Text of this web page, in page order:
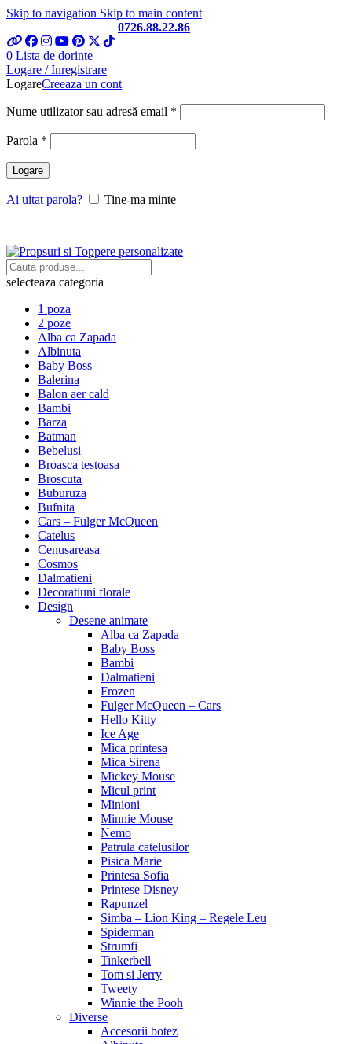
Skip to navigation Skip to main content
0726.88.22.86
0 Lista de dorinte
Logare / Inregistrare
LogareCreeaza un cont
Nume utilizator sau adresă email *
Parola *
Logare
Ai uitat parola? Tine-ma minte
selecteaza categoria
1 poza
2 poze
Alba ca Zapada
Albinuta
Baby Boss
Balerina
Balon aer cald
Bambi
Barza
Batman
Bebelusi
Broasca testoasa
Broscuta
Buburuza
Bufnita
Cars – Fulger McQueen
Catelus
Cenusareasa
Cosmos
Dalmatieni
Decoratiuni florale
Design
Desene animate
Alba ca Zapada
Baby Boss
Bambi
Dalmatieni
Frozen
Fulger McQueen – Cars
Hello Kitty
Ice Age
Mica printesa
Mica Sirena
Mickey Mouse
Micul print
Minioni
Minnie Mouse
Nemo
Patrula catelusilor
Pisica Marie
Printesa Sofia
Printese Disney
Rapunzel
Simba – Lion King – Regele Leu
Spiderman
Strumfi
Tinkerbell
Tom si Jerry
Tweety
Winnie the Pooh
Diverse
Accesorii botez